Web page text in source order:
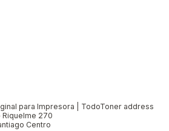
para Impresora | TodoToner address
Riquelme 270
Centro